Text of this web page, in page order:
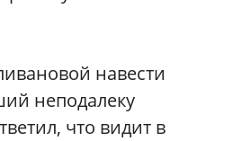
навести
неподалеку
что видит в